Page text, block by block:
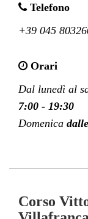
Telefono
+39 045
Orari
Dal lunedì al
7:00 - 19:30
Domenica
Corso